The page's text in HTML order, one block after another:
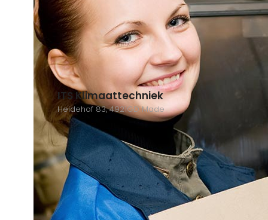
ITS Klimaattechniek
Heidehof 83, 4921GD Made